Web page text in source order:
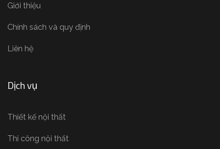
Giới thiệu
Chính sách và quy định
Liên hệ
Dịch vụ
Thiết kế nội thất
Thi công nội thất